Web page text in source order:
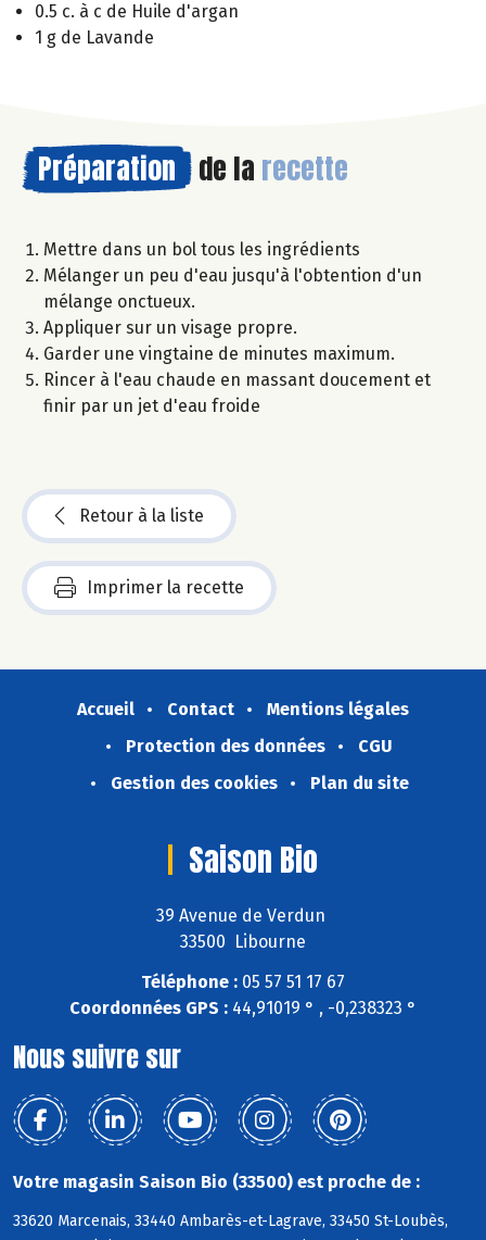
0.5 c. à c de Huile d'argan
1 g de Lavande
Préparation de la recette
Mettre dans un bol tous les ingrédients
Mélanger un peu d'eau jusqu'à l'obtention d'un
mélange onctueux.
Appliquer sur un visage propre.
Garder une vingtaine de minutes maximum.
Rincer à l'eau chaude en massant doucement et
finir par un jet d'eau froide
Retour à la liste
Imprimer la recette
Accueil Contact
Mentions légales
Protection des données
CGU
Gestion des cookies
Plan du site
Saison Bio
39 Avenue de Verdun
33500 Libourne
Téléphone : 05 57 51 17 67
Coordonnées GPS : 44,91019 ° , -0,238323 °
Nous suivre sur
Votre magasin Saison Bio (33500) est proche de :
33620 Marcenais, 33440 Ambarès-et-Lagrave, 33450 St-Loubès,